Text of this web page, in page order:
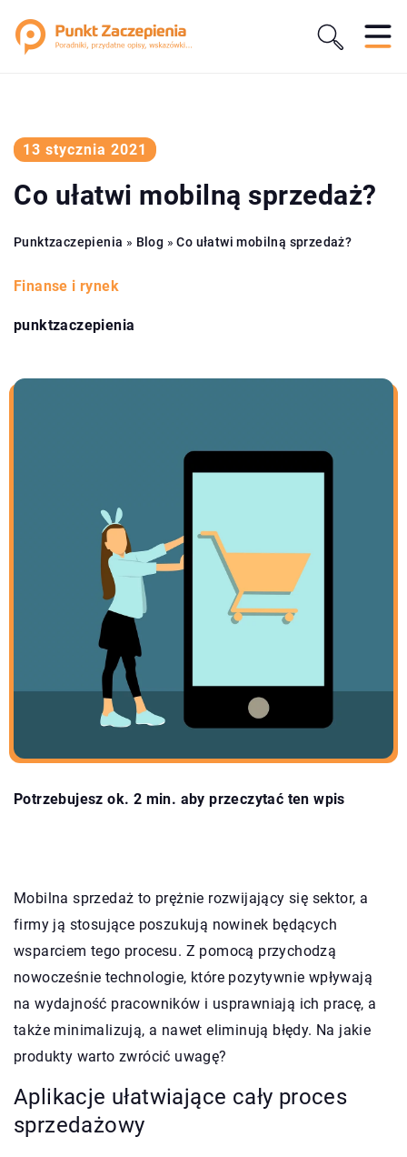
13 stycznia 2021
Co ułatwi mobilną sprzedaż?
Punktzaczepienia » Blog »Co ułatwi mobilną sprzedaż?
Finanse i rynek
punktzaczepienia
Potrzebujesz ok. 2 min. aby przeczytać ten wpis
Mobilna sprzedaż to prężnie rozwijający się sektor, a
firmy ją stosujące poszukują nowinek będących
wsparciem tego procesu. Z pomocą przychodzą
nowocześnie technologie, które pozytywnie wpływają
na wydajność pracowników i usprawniają ich pracę, a
także minimalizują, a nawet eliminują błędy. Na jakie
produkty warto zwrócić uwagę?
Aplikacje ułatwiające cały proces
sprzedażowy